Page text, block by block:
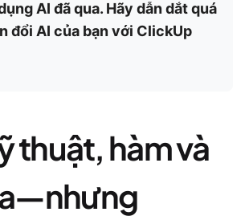
AI đã qua. Hãy dẫn dắt quá
đổi AI của bạn với ClickUp
thuật, hàm và